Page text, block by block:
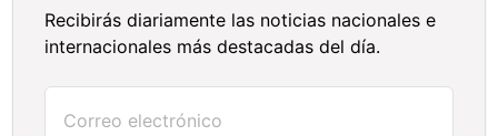
Recibirás diariamente las noticias nacionales e
internacionales más destacadas del día.